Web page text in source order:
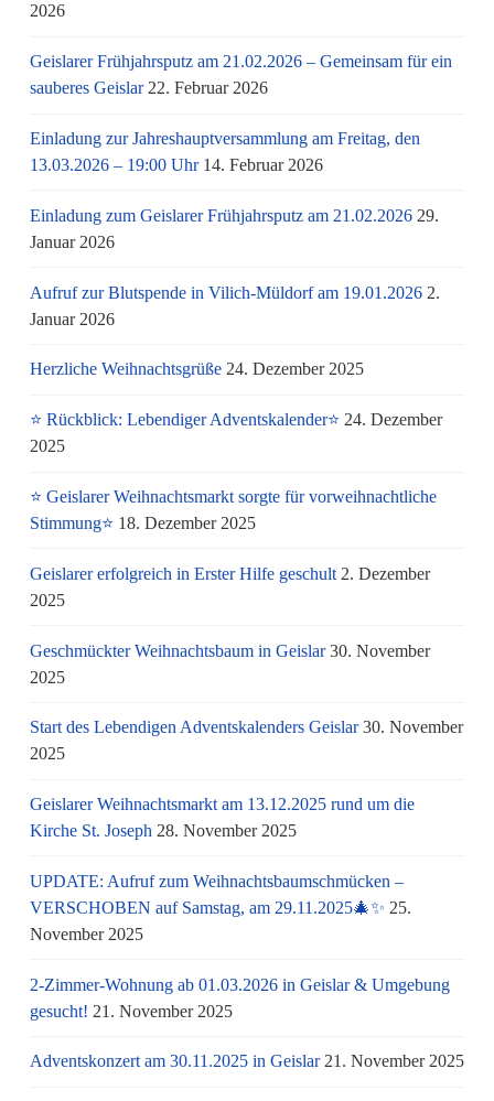
2026
Geislarer Frühjahrsputz am 21.02.2026 – Gemeinsam für ein
sauberes Geislar 22. Februar 2026
Einladung zur Jahreshauptversammlung am Freitag, den
13.03.2026 – 19:00 Uhr 14. Februar 2026
Einladung zum Geislarer Frühjahrsputz am 21.02.2026 29.
Januar 2026
Aufruf zur Blutspende in Vilich-Müldorf am 19.01.2026 2.
Januar 2026
Herzliche Weihnachtsgrüße 24. Dezember 2025
⭐ Rückblick: Lebendiger Adventskalender⭐ 24. Dezember
2025
⭐ Geislarer Weihnachtsmarkt sorgte für vorweihnachtliche
Stimmung⭐ 18. Dezember 2025
Geislarer erfolgreich in Erster Hilfe geschult 2. Dezember
2025
Geschmückter Weihnachtsbaum in Geislar 30. November
2025
Start des Lebendigen Adventskalenders Geislar 30. November
2025
Geislarer Weihnachtsmarkt am 13.12.2025 rund um die
Kirche St. Joseph 28. November 2025
UPDATE: Aufruf zum Weihnachtsbaumschmücken –
VERSCHOBEN auf Samstag, am 29.11.2025🎄✨ 25.
November 2025
2-Zimmer-Wohnung ab 01.03.2026 in Geislar & Umgebung
gesucht! 21. November 2025
Adventskonzert am 30.11.2025 in Geislar 21. November 2025